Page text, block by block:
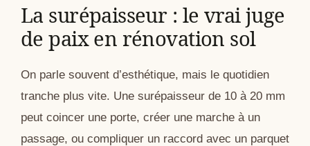
La surépaisseur : le vrai juge
de paix en rénovation sol
On parle souvent d’esthétique, mais le quotidien
tranche plus vite. Une surépaisseur de 10 à 20 mm
peut coincer une porte, créer une marche à un
passage, ou compliquer un raccord avec un parquet